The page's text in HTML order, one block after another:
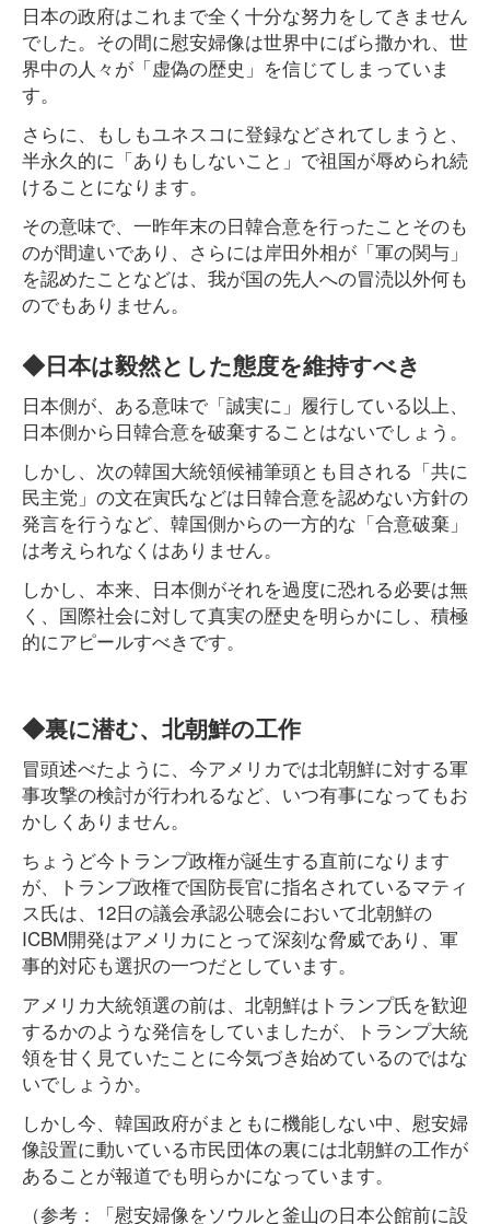
日本の政府はこれまで全く十分な努力をしてきません
でした。その間に慰安婦像は世界中にばら撒かれ、世
界中の人々が「虚偽の歴史」を信じてしまっていま
す。
さらに、もしもユネスコに登録などされてしまうと、
半永久的に「ありもしないこと」で祖国が辱められ続
けることになります。
その意味で、一昨年末の日韓合意を行ったことそのも
のが間違いであり、さらには岸田外相が「軍の関与」
を認めたことなどは、我が国の先人への冒涜以外何も
のでもありません。
◆日本は毅然とした態度を維持すべき
日本側が、ある意味で「誠実に」履行している以上、
日本側から日韓合意を破棄することはないでしょう。
しかし、次の韓国大統領候補筆頭とも目される「共に
民主党」の文在寅氏などは日韓合意を認めない方針の
発言を行うなど、韓国側からの一方的な「合意破棄」
は考えられなくはありません。
しかし、本来、日本側がそれを過度に恐れる必要は無
く、国際社会に対して真実の歴史を明らかにし、積極
的にアピールすべきです。
◆裏に潜む、北朝鮮の工作
冒頭述べたように、今アメリカでは北朝鮮に対する軍
事攻撃の検討が行われるなど、いつ有事になってもお
かしくありません。
ちょうど今トランプ政権が誕生する直前になります
が、トランプ政権で国防長官に指名されているマティ
ス氏は、12日の議会承認公聴会において北朝鮮の
ICBM開発はアメリカにとって深刻な脅威であり、軍
事的対応も選択の一つだとしています。
アメリカ大統領選の前は、北朝鮮はトランプ氏を歓迎
するかのような発信をしていましたが、トランプ大統
領を甘く見ていたことに今気づき始めているのではな
いでしょうか。
しかし今、韓国政府がまともに機能しない中、慰安婦
像設置に動いている市民団体の裏には北朝鮮の工作が
あることが報道でも明らかになっています。
（参考：「慰安婦像をソウルと釜山の日本公館前に設